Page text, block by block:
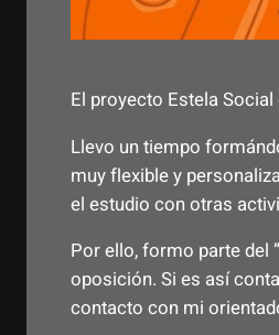
El proyecto Estela
Llevo un tiempo
muy flexible y
el estudio con otras
Por ello, formo parte del
oposición. Si es así
contacto con mi